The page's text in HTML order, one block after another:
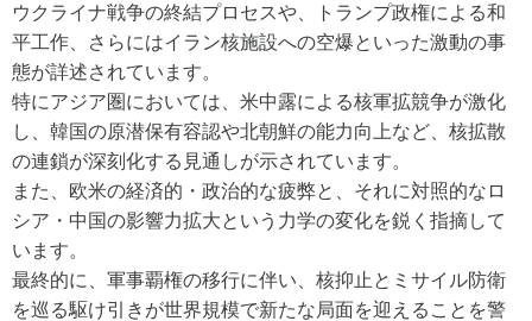
ウクライナ戦争の終結プロセスや、トランプ政権による和
平工作、さらにはイラン核施設への空爆といった激動の事
態が詳述されています。
特にアジア圏においては、米中露による核軍拡競争が激化
し、韓国の原潜保有容認や北朝鮮の能力向上など、核拡散
の連鎖が深刻化する見通しが示されています。
また、欧米の経済的・政治的な疲弊と、それに対照的なロ
シア・中国の影響力拡大という力学の変化を鋭く指摘して
います。
最終的に、軍事覇権の移行に伴い、核抑止とミサイル防衛
を巡る駆け引きが世界規模で新たな局面を迎えることを警